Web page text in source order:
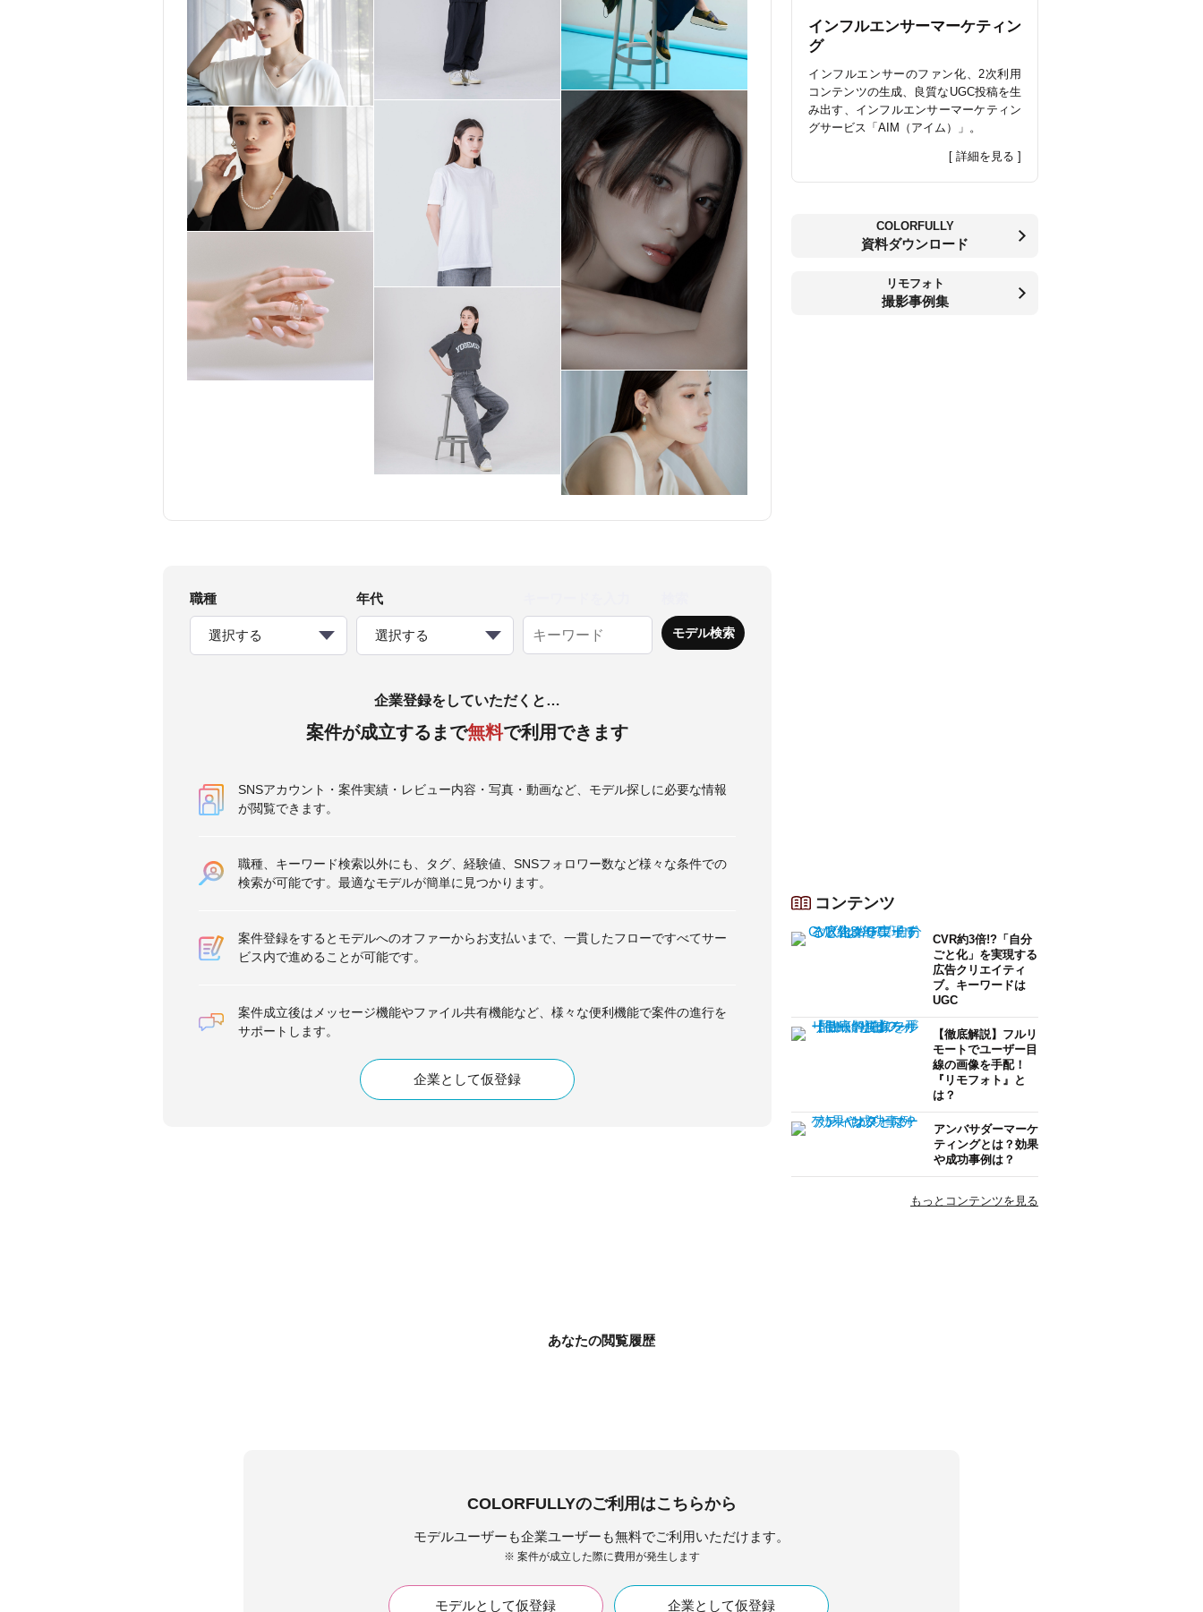
職種
選択する
年代
選択する
企業登録をしていただくと…
案件が成立するまで無料で利用できます
SNSアカウント・案件実績・レビュー内容・写真・動画など、モデル探しに必要な情報
が閲覧できます。
職種、キーワード検索以外にも、タグ、経験値、SNSフォロワー数など様々な条件での
検索が可能です。最適なモデルが簡単に見つかります。
案件登録をするとモデルへのオファーからお支払いまで、一貫したフローですべてサー
ビス内で進めることが可能です。
案件成立後はメッセージ機能やファイル共有機能など、様々な便利機能で案件の進行を
サポートします。
企業として仮登録
インフルエンサーマーケティン
グ
インフルエンサーのファン化、2次利用
コンテンツの生成、良質なUGC投稿を生
み出す、インフルエンサーマーケティン
グサービス「AIM（アイム）」。
[ 詳細を見る ]
COLORFULLY
資料ダウンロード
リモフォト
撮影事例集
コンテンツ
CVR約3倍!?「自分
ごと化」を実現する
広告クリエイティ
ブ。キーワードは
UGC
【徹底解説】フルリ
モートでユーザー目
線の画像を手配！
『リモフォト』と
は？
アンバサダーマーケ
ティングとは？効果
や成功事例は？
もっとコンテンツを見る
あなたの閲覧履歴
COLORFULLYのご利用はこちらから
モデルユーザーも企業ユーザーも無料でご利用いただけます。
※ 案件が成立した際に費用が発生します
モデルとして仮登録 企業として仮登録